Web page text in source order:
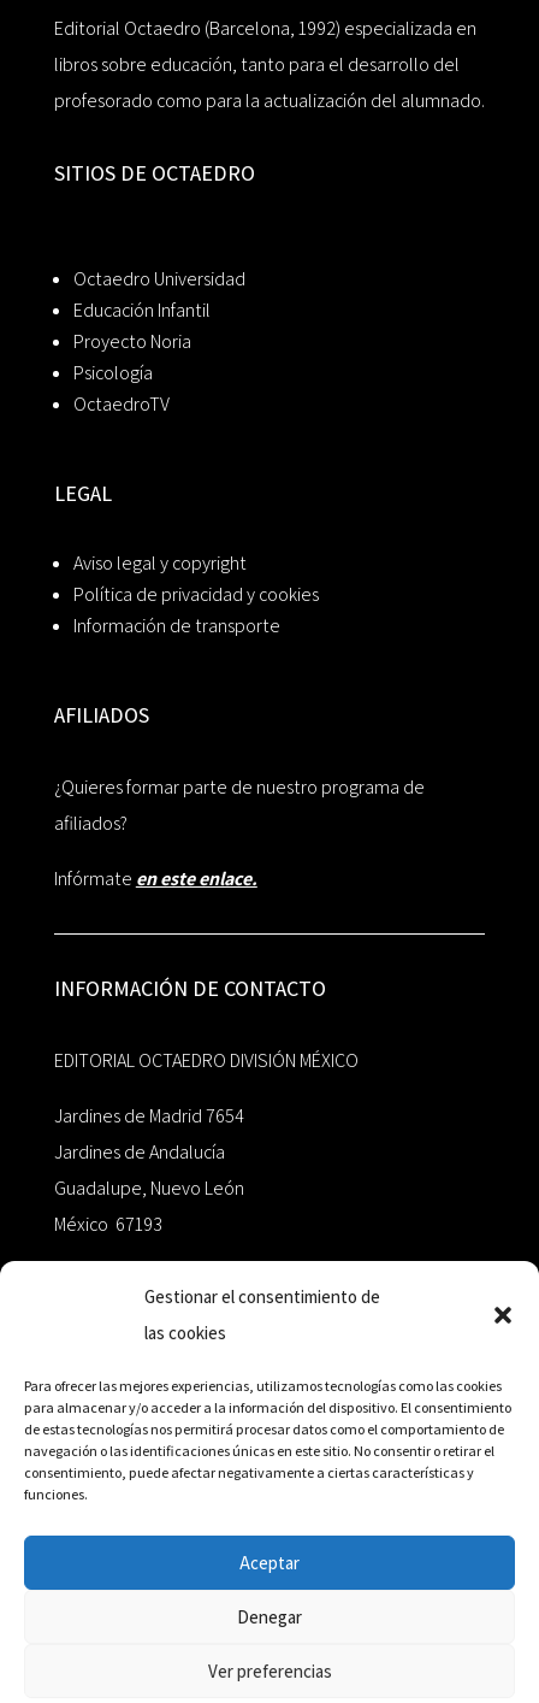
Gestionar el consentimiento de
las cookies
Para ofrecer las mejores experiencias, utilizamos tecnologías como las cookies
para almacenar y/o acceder a la información del dispositivo. El consentimiento
de estas tecnologías nos permitirá procesar datos como el comportamiento de
navegación o las identificaciones únicas en este sitio. No consentir o retirar el
consentimiento, puede afectar negativamente a ciertas características y
funciones.
Aceptar
Denegar
Ver preferencias
Editorial Octaedro (Barcelona, 1992) especializada en
libros sobre educación, tanto para el desarrollo del
profesorado como para la actualización del alumnado.
SITIOS DE OCTAEDRO
Octaedro Universidad
Educación Infantil
Proyecto Noria
Psicología
OctaedroTV
LEGAL
Aviso legal y copyright
Política de privacidad y cookies
Información de transporte
AFILIADOS
¿Quieres formar parte de nuestro programa de
afiliados?
Infórmate en este enlace.
INFORMACIÓN DE CONTACTO
EDITORIAL OCTAEDRO DIVISIÓN MÉXICO
Jardines de Madrid 7654
Jardines de Andalucía
Guadalupe, Nuevo León
México 67193
+52 811.499.5638
RED DE DISTRIBUCIÓN
Distribuidores en México y Octaedro internacional